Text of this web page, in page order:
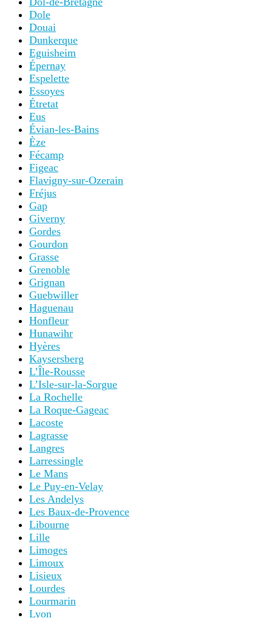
Dole
Douai
Dunkerque
Eguisheim
Épernay
Espelette
Essoyes
Étretat
Eus
Évian-les-Bains
Èze
Fécamp
Figeac
Flavigny-sur-Ozerain
Fréjus
Gap
Giverny
Gordes
Gourdon
Grasse
Grenoble
Grignan
Guebwiller
Haguenau
Honfleur
Hunawihr
Hyères
Kaysersberg
L’Île-Rousse
L’Isle-sur-la-Sorgue
La Rochelle
La Roque-Gageac
Lacoste
Lagrasse
Langres
Larressingle
Le Mans
Le Puy-en-Velay
Les Andelys
Les Baux-de-Provence
Libourne
Lille
Limoges
Limoux
Lisieux
Lourdes
Lourmarin
Lyon